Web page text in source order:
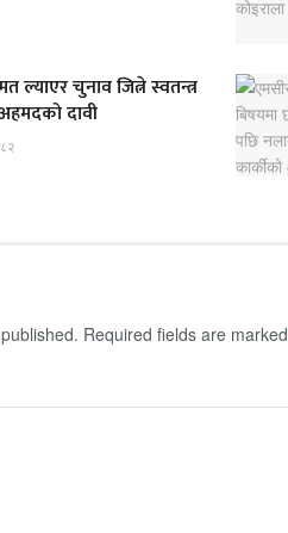
ल्याएर चुनाव जित्ने स्वतन्त्र
दावी
Required fields are marked